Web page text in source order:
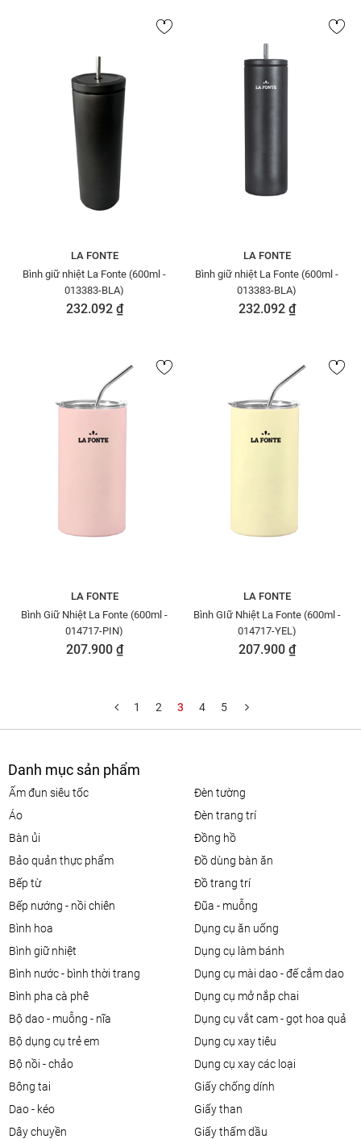
LA FONTE
Bình giữ nhiệt La Fonte (600ml -
013383-BLA)
232.092 ₫
LA FONTE
Bình giữ nhiệt La Fonte (600ml -
013383-BLA)
232.092 ₫
LA FONTE
Bình Giữ Nhiệt La Fonte (600ml -
014717-PIN)
207.900 ₫
LA FONTE
Bình GIữ Nhiệt La Fonte (600ml -
014717-YEL)
207.900 ₫
1 2 3 4 5
Danh mục sản phẩm
ấm đun siêu tốc
áo
bàn ủi
bảo quản thực phẩm
bếp từ
bếp nướng - nồi chiên
bình hoa
bình giữ nhiệt
bình nước - bình thời trang
bình pha cà phê
bộ dao - muỗng - nĩa
bộ dụng cụ trẻ em
bộ nồi - chảo
bông tai
dao - kéo
dây chuyền
đèn tường
đèn trang trí
đồng hồ
đồ dùng bàn ăn
đồ trang trí
đũa - muỗng
dụng cụ ăn uống
dụng cụ làm bánh
dụng cụ mài dao - đế cắm dao
dụng cụ mở nắp chai
dụng cụ vắt cam - gọt hoa quả
dụng cụ xay tiêu
dụng cụ xay các loại
giấy chống dính
giấy than
giấy thấm dầu